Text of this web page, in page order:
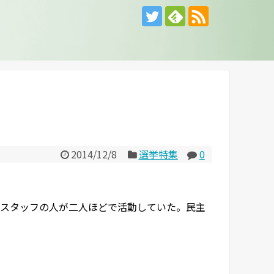
2014/12/8 選挙特集
0
タッフの人が二人ほどで活動していた。民主